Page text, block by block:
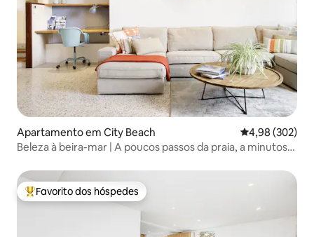
Apartamento em City Beach Classificação
4,98 (302)
Beleza à beira-mar | A poucos passos da praia, a minutos
Favoritos dos hóspedes mais apreciados
Favorito dos hóspedes